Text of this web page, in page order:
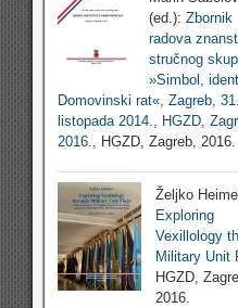
(ed.): Zbornik
radova
stručnog
»Simbol,
Domovinski rat«, Zagreb, 31.
listopada 2014., HGZD,
2016.
, HGZD, Zagreb, 2016.
Željko
Exploring
Vexillology
Military Unit
HGZD,
2016.